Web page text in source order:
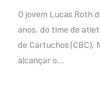
O jovem Lucas Roth
anos, do time de
de Cartuchos (CBC),
alcançar o…